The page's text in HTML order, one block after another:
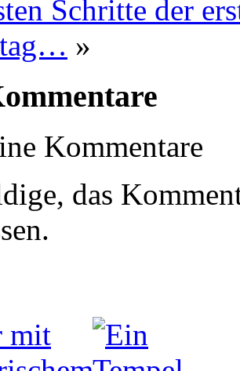
Schritte der
»
Kommentare
das